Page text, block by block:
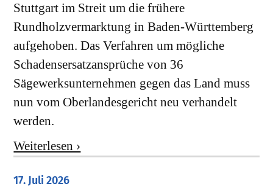
Stuttgart im Streit um die frühere
Rundholzvermarktung in Baden-Württemberg
aufgehoben. Das Verfahren um mögliche
Schadensersatzansprüche von 36
Sägewerksunternehmen gegen das Land muss
nun vom Oberlandesgericht neu verhandelt
werden.
Weiterlesen ›
17. Juli 2026